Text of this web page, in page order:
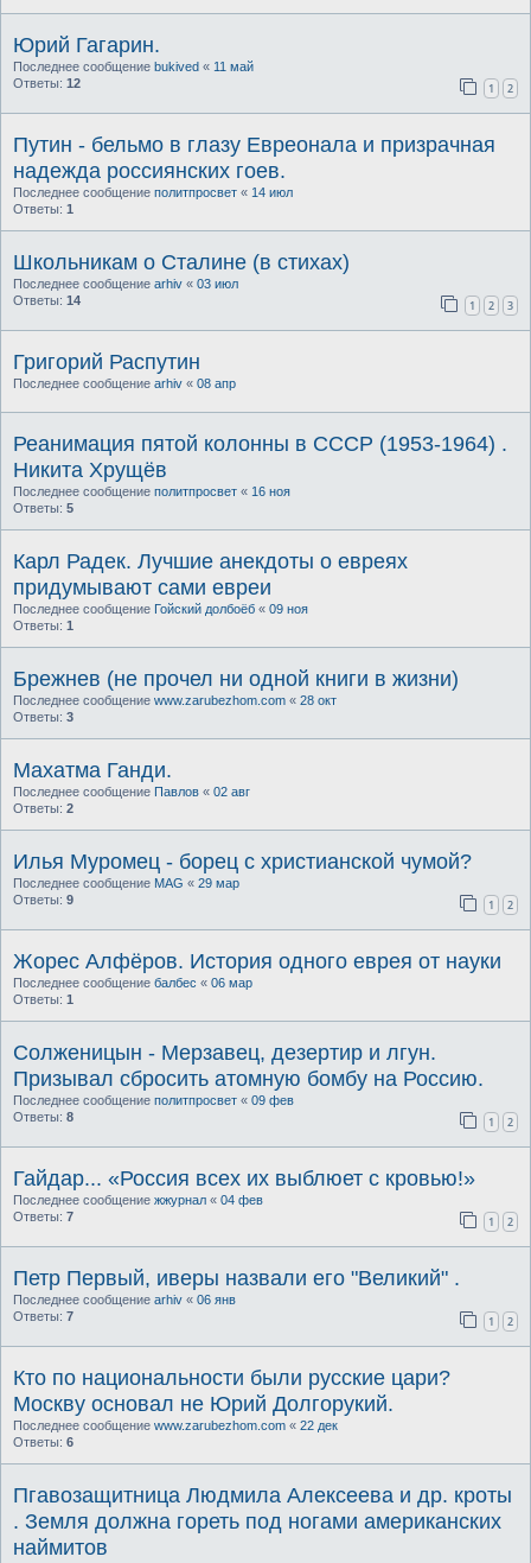
Юрий Гагарин.
Последнее сообщение bukived « 11 май
Ответы: 12 1 2
Путин - бельмо в глазу Евреонала и призрачная
надежда россиянских гоев.
Последнее сообщение политпросвет « 14 июл
Ответы: 1
Школьникам о Сталине (в стихах)
Последнее сообщение arhiv « 03 июл
Ответы: 14 1 2 3
Григорий Распутин
Последнее сообщение arhiv « 08 апр
Реанимация пятой колонны в СССР (1953-1964) .
Никита Хрущёв
Последнее сообщение политпросвет « 16 ноя
Ответы: 5
Карл Радек. Лучшие анекдоты о евреях
придумывают сами евреи
Последнее сообщение Гойский долбоёб « 09 ноя
Ответы: 1
Брежнев (не прочел ни одной книги в жизни)
Последнее сообщение www.zarubezhom.com « 28 окт
Ответы: 3
Махатма Ганди.
Последнее сообщение Павлов « 02 авг
Ответы: 2
Илья Муромец - борец с христианской чумой?
Последнее сообщение MAG « 29 мар
Ответы: 9 1 2
Жорес Алфёров. История одного еврея от науки
Последнее сообщение балбес « 06 мар
Ответы: 1
Солженицын - Мерзавец, дезертир и лгун.
Призывал сбросить атомную бомбу на Россию.
Последнее сообщение политпросвет « 09 фев
Ответы: 8 1 2
Гайдар... «Россия всех их выблюет с кровью!»
Последнее сообщение жжурнал « 04 фев
Ответы: 7 1 2
Петр Первый, иверы назвали его "Великий" .
Последнее сообщение arhiv « 06 янв
Ответы: 7 1 2
Кто по национальности были русские цари?
Москву основал не Юрий Долгорукий.
Последнее сообщение www.zarubezhom.com « 22 дек
Ответы: 6
Пгавозащитница Людмила Алексеева и др. кроты
. Земля должна гореть под ногами американских
наймитов